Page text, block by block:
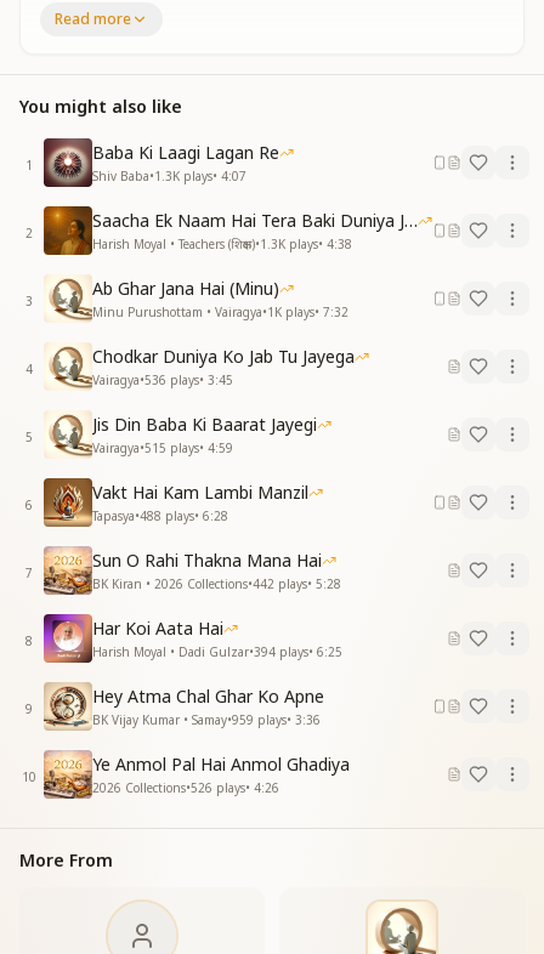
करना है जो कर लो भाई
समय बीतता जा रहा...
साधु ज्योतिषी और वैज्ञानिक सोच सोच के हारे
साधु ज्योतिषी और वैज्ञानिक सोच सोच के हारे
गिरने को है महल जगत का मन ही मन घबराए
डूबते को तिनके का सहारा
मानव आज दिखा रहा
करना है जो कर लो भाई
भगवान सितावन सुना रहा
समय बीतता जा रहा
काल नगाडा सुना रहा
करना है जो कर लो भाई
भगवान सितावन सुना रहा
समय बीतता जा रहा
समय बीतता जा रहा
समय बीतता जा रहा
समय बीतता जा रहा
समय बीतता जा रहा
Read more
You might also like
1
Baba Ki Laagi Lagan Re
Shiv Baba•1.3K plays• 4:07
2
Saacha Ek Naam Hai Tera Baki Duniya Jhuthi
Harish Moyal • Teachers (शिक्षक)•1.3K plays• 4:38
3
Ab Ghar Jana Hai (Minu)
Minu Purushottam • Vairagya•1K plays• 7:32
4
Chodkar Duniya Ko Jab Tu Jayega
Vairagya•536 plays• 3:45
5
Jis Din Baba Ki Baarat Jayegi
Vairagya•515 plays• 4:59
6
Vakt Hai Kam Lambi Manzil
Tapasya•488 plays• 6:28
7
Sun O Rahi Thakna Mana Hai
BK Kiran • 2026 Collections•442 plays• 5:28
8
Har Koi Aata Hai
Harish Moyal • Dadi Gulzar•394 plays• 6:25
9
Hey Atma Chal Ghar Ko Apne
BK Vijay Kumar • Samay•959 plays• 3:36
10
Ye Anmol Pal Hai Anmol Ghadiya
2026 Collections•526 plays• 4:26
More From